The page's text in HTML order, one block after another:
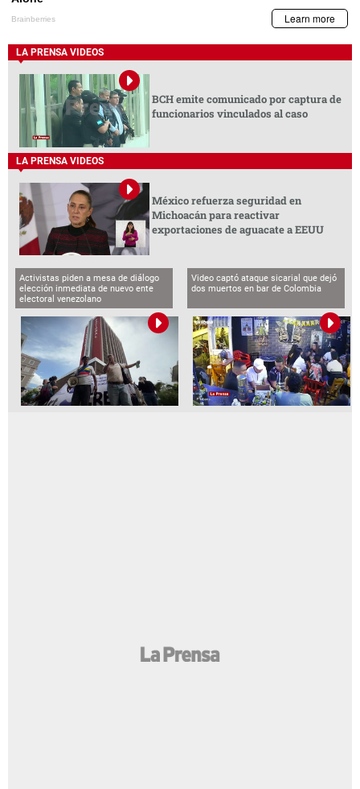
LA PRENSA VIDEOS
BCH emite comunicado por captura de
funcionarios vinculados al caso
LA PRENSA VIDEOS
México refuerza seguridad en
Michoacán para reactivar
exportaciones de aguacate a EEUU
Activistas piden a mesa de diálogo
elección inmediata de nuevo ente
electoral venezolano
Video captó ataque sicarial que dejó
dos muertos en bar de Colombia